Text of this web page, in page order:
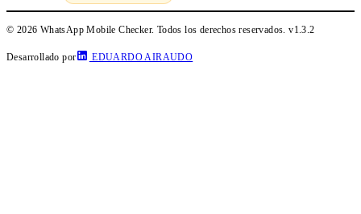
© 2026 WhatsApp Mobile Checker. Todos los derechos reservados.v1.3.2
Desarrollado por EDUARDO AIRAUDO